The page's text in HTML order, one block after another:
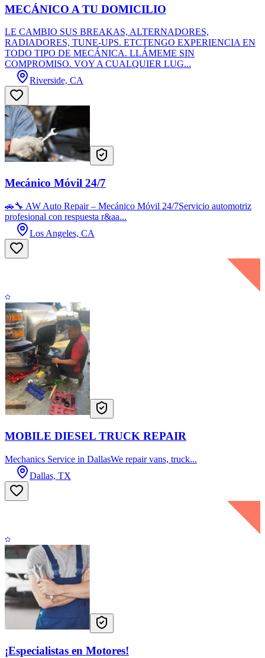
MECÁNICO A TU DOMICILIO
LE CAMBIO SUS BREAKAS, ALTERNADORES,
RADIADORES, TUNE-UPS. ETCTENGO EXPERIENCIA EN
TODO TIPO DE MECÁNICA. LLÁMEME SIN
COMPROMISO. VOY A CUALQUIER LUG...
Riverside, CA
Mecánico Móvil 24/7
🚗🔧 AW Auto Repair – Mecánico Móvil 24/7Servicio automotriz
profesional con respuesta r&aa...
Los Angeles, CA
MOBILE DIESEL TRUCK REPAIR
Mechanics Service in DallasWe repair vans, truck...
Dallas, TX
¡Especialistas en Motores!